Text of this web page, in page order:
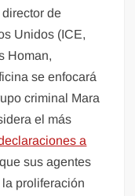
de
Unidos (ICE,
Homan,
se enfocará
criminal Mara
el más
a
sus agentes
la proliferación